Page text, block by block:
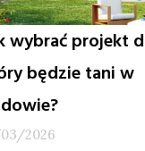
wybrać projekt
będzie tani w
2026